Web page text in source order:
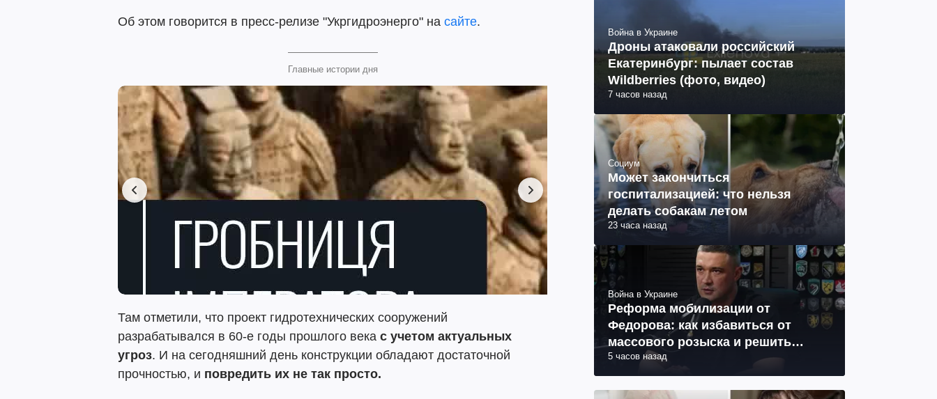
Об этом говорится в пресс-релизе "Укргидроэнерго" на сайте.
Главные истории дня
Там отметили, что проект гидротехнических сооружений
разрабатывался в 60-е годы прошлого века с учетом актуальных
угроз. И на сегодняшний день конструкции обладают достаточной
прочностью, и повредить их не так просто.
Война в Украине
Дроны атаковали российский
Екатеринбург: пылает состав
Wildberries (фото, видео)
7 часов назад
Социум
Может закончиться
госпитализацией: что нельзя
делать собакам летом
23 часа назад
Война в Украине
Реформа мобилизации от
Федорова: как избавиться от
массового розыска и решить
проблему СОЧ
5 часов назад